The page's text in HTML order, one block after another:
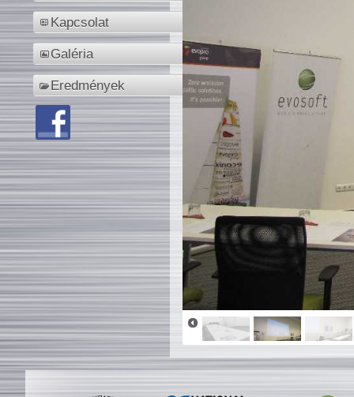
Kapcsolat
Galéria
Eredmények